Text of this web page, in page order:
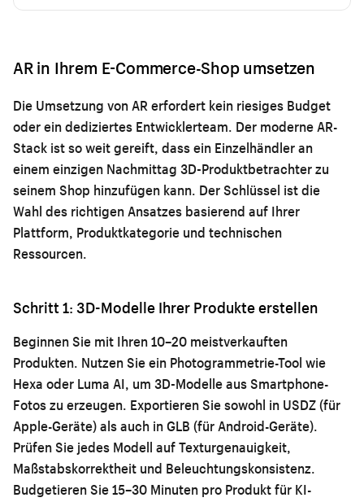
AR in Ihrem E-Commerce-Shop umsetzen
Die Umsetzung von AR erfordert kein riesiges Budget
oder ein dediziertes Entwicklerteam. Der moderne AR-
Stack ist so weit gereift, dass ein Einzelhändler an
einem einzigen Nachmittag 3D-Produktbetrachter zu
seinem Shop hinzufügen kann. Der Schlüssel ist die
Wahl des richtigen Ansatzes basierend auf Ihrer
Plattform, Produktkategorie und technischen
Ressourcen.
Schritt 1: 3D-Modelle Ihrer Produkte erstellen
Beginnen Sie mit Ihren 10–20 meistverkauften
Produkten. Nutzen Sie ein Photogrammetrie-Tool wie
Hexa oder Luma AI, um 3D-Modelle aus Smartphone-
Fotos zu erzeugen. Exportieren Sie sowohl in USDZ (für
Apple-Geräte) als auch in GLB (für Android-Geräte).
Prüfen Sie jedes Modell auf Texturgenauigkeit,
Maßstabskorrektheit und Beleuchtungskonsistenz.
Budgetieren Sie 15–30 Minuten pro Produkt für KI-